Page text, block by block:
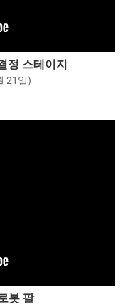
정 스테이지
21일)
봇 팔